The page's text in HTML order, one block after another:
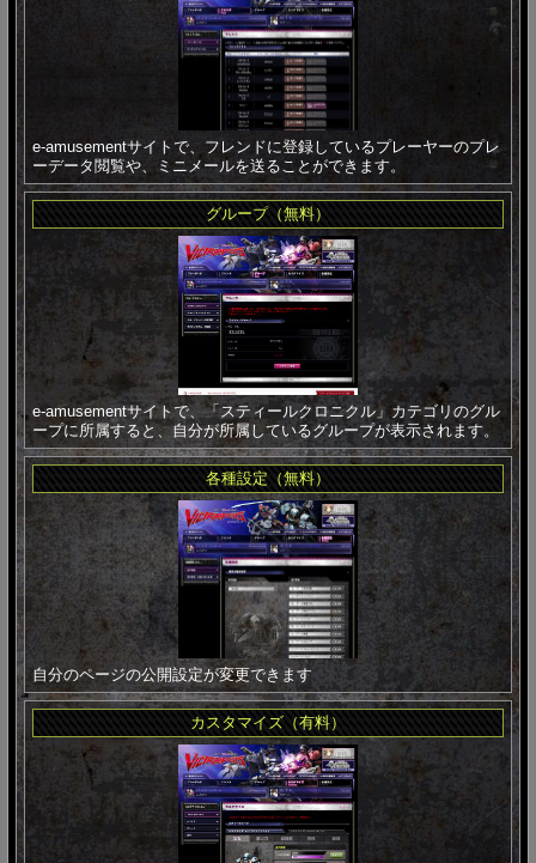
e-amusementサイトで、フレンドに登録しているプレーヤーのプレ
ーデータ閲覧や、ミニメールを送ることができます。
グループ（無料）
e-amusementサイトで、「スティールクロニクル」カテゴリのグル
ープに所属すると、自分が所属しているグループが表示されます。
各種設定（無料）
自分のページの公開設定が変更できます
カスタマイズ（有料）